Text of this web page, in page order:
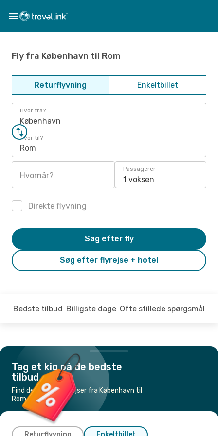
Fly fra København til Rom
Returflyvning Enkeltbillet
Hvor fra?
København
Hvor til?
Rom
Hvornår?
Passagerer
1 voksen
Direkte flyvning
Søg efter flyrejse + hotel
Søg efter fly
Bedste tilbud Billigste dage Ofte stillede spørgsmål
Tag et kig på de bedste
tilbud
Find de billigste flyrejser fra København til
Rom
Returflyvning Enkeltbillet